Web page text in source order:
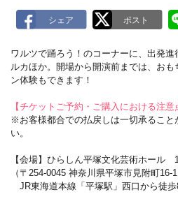
ワルツで踊ろう！のコーナーに、出発
ルカほか。開場から開演前までは、お
ン体験もできます！
【チケットご予約・ご購入における注意
※お客様都合での払戻しは一切承ること
い。
【会場】ひらしん平塚文化芸術ホー
（〒254-0045 神奈川県平塚市見附町16-1
JR東海道本線「平塚駅」西口から徒歩